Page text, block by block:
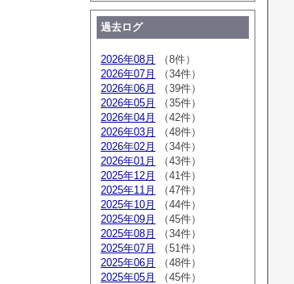
過去ログ
2026年08月
（8件）
2026年07月
（34件）
2026年06月
（39件）
2026年05月
（35件）
2026年04月
（42件）
2026年03月
（48件）
2026年02月
（34件）
2026年01月
（43件）
2025年12月
（41件）
2025年11月
（47件）
2025年10月
（44件）
2025年09月
（45件）
2025年08月
（34件）
2025年07月
（51件）
2025年06月
（48件）
2025年05月
（45件）